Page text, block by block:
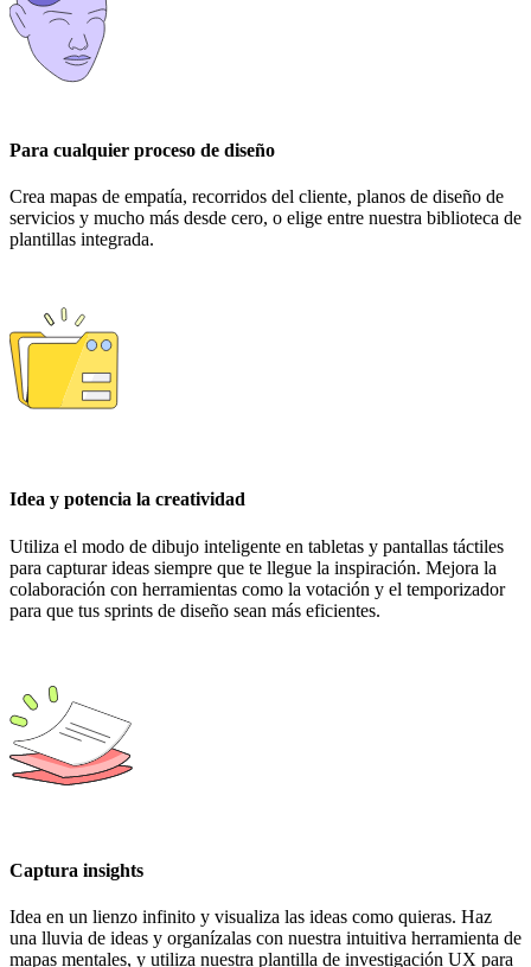
Para cualquier proceso de diseño
Crea mapas de empatía, recorridos del cliente, planos de diseño de
servicios y mucho más desde cero, o elige entre nuestra biblioteca de
plantillas integrada.
Idea y potencia la creatividad
Utiliza el modo de dibujo inteligente en tabletas y pantallas táctiles
para capturar ideas siempre que te llegue la inspiración. Mejora la
colaboración con herramientas como la votación y el temporizador
para que tus sprints de diseño sean más eficientes.
Captura insights
Idea en un lienzo infinito y visualiza las ideas como quieras. Haz
una lluvia de ideas y organízalas con nuestra intuitiva herramienta de
mapas mentales, y utiliza nuestra plantilla de investigación UX para